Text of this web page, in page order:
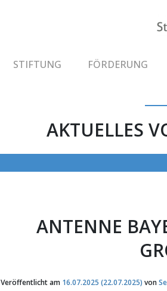
STIFTUNG FÖRDERUNG
AKTUELLES
ANTENNE
Veröffentlicht am 16.07.2025 (22.07.2025) von